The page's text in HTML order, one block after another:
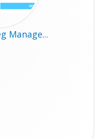
Manage...